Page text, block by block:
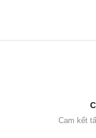
Cam kết